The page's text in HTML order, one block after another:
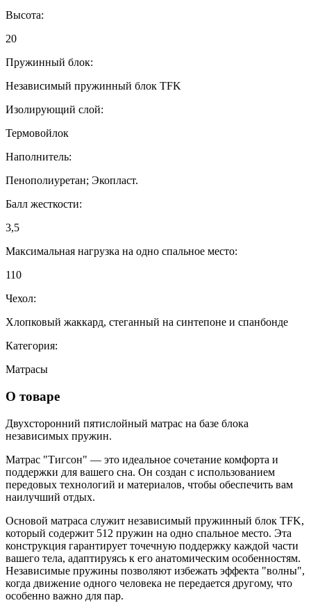
Высота:
20
Пружинный блок:
Независимый пружинный блок TFK
Изолирующий слой:
Термовойлок
Наполнитель:
Пенополиуретан; Экопласт.
Балл жесткости:
3,5
Максимальная нагрузка на одно спальное место:
110
Чехол:
Хлопковый жаккард, стеганный на синтепоне и спанбонде
Категория:
Матрасы
О товаре
Двухсторонний пятислойный матрас на базе блока
независимых пружин.
Матрас "Тигсон" — это идеальное сочетание комфорта и
поддержки для вашего сна. Он создан с использованием
передовых технологий и материалов, чтобы обеспечить вам
наилучший отдых.
Основой матраса служит независимый пружинный блок TFK,
который содержит 512 пружин на одно спальное место. Эта
конструкция гарантирует точечную поддержку каждой части
вашего тела, адаптируясь к его анатомическим особенностям.
Независимые пружины позволяют избежать эффекта "волны",
когда движение одного человека не передается другому, что
особенно важно для пар.